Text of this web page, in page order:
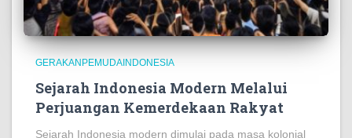
https://crown.wolschwatches.com/
https://units.foodinhardtimes.org/
https://stock.pictureswithoutink.org/
https://surface.pafitr.org/
https://home.sizevil.com/
GERAKANPEMUDAINDONESIA
Sejarah Indonesia Modern Melalui
Perjuangan Kemerdekaan Rakyat
Sejarah Indonesia modern dimulai pada masa kolonial